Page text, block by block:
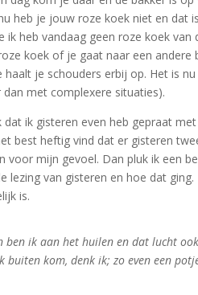
heb je jouw roze koek niet en dat
ik heb vandaag geen roze koek
koek of je gaat naar een
haalt je schouders erbij op. Het is
met complexere situaties).
ik gisteren even heb gepraat
best heftig vind dat er gisteren
voor mijn gevoel. Dan pluk ik een
lezing van gisteren en hoe dat
is.
ben ik aan het huilen en dat lucht
buiten kom, denk ik; zo even een